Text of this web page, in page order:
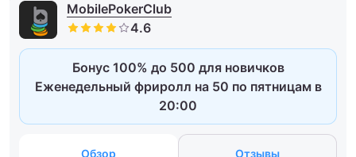
MobilePokerClub
Бонус 100% до 500 для новичков
Еженедельный фриролл на 50 по пятницам в
20:00
Обзор Отзывы